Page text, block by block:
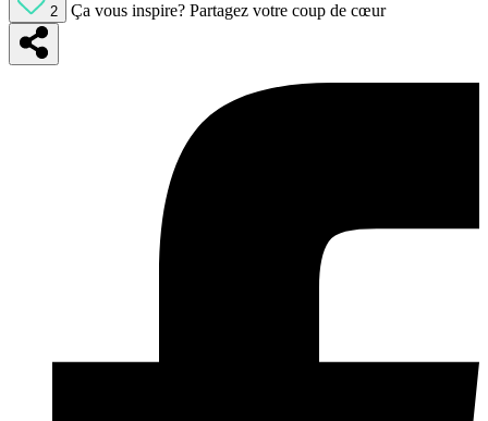
2 Ça vous inspire? Partagez votre coup de cœur